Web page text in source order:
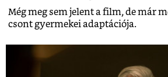
Még meg sem jelent a film, de már
csont gyermekei adaptációja.